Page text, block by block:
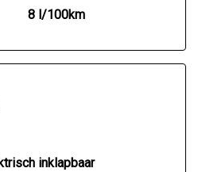
8 l/100km
inklapbaar